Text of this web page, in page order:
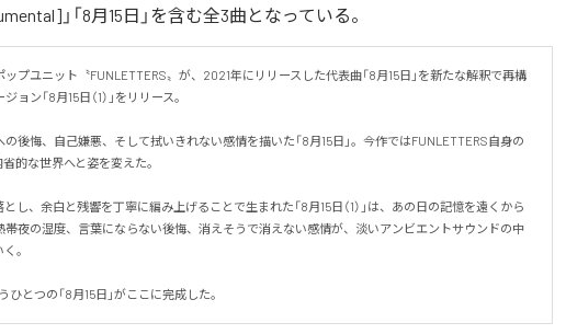
」「8月15日」を含む全3曲となっている。
プユニット〝FUNLETTERS〟が、2021年にリリースした代表曲「8月15日」を新たな解釈で再構
ン「8月15日（1）」をリリース。
後悔、自己嫌悪、そして拭いきれない感情を描いた「8月15日」。今作ではFUNLETTERS自身の
的な世界へと姿を変えた。
し、余白と残響を丁寧に編み上げることで生まれた「8月15日（1）」は、あの日の記憶を遠くから
帯夜の湿度、言葉にならない後悔、消えそうで消えない感情が、淡いアンビエントサウンドの中
。
とつの「8月15日」がここに完成した。